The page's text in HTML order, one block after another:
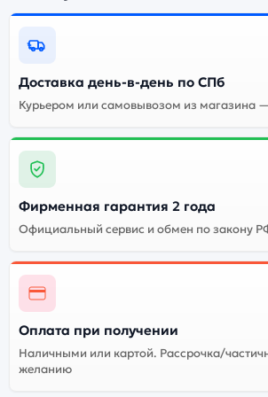
(Фиолетовые) — удачное сочетание
разных конфигурациях и цветах —
свои задачи.
Ознакомиться с детальными характеристиками Beats
Powerbeats Pro 2 Hyper Purple
ниже, в разделе «Характеристики».
конфигурации нет в наличии —
Доступна экспресс-доставка по
самовывоз.
Почему стоит купить
Beats Powerbeats Pro 2
Доставка день-в-день по СПб
Курьером или самовывозом из магазина
Фирменная гарантия 2 года
Официальный сервис и обмен по закону
Оплата при получении
Наличными или картой. Рассрочка/
желанию